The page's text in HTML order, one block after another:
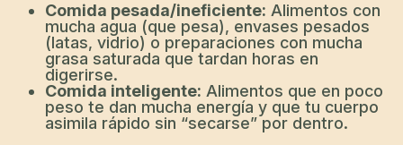
Comida pesada/ineficiente: Alimentos con
mucha agua (que pesa), envases pesados
(latas, vidrio) o preparaciones con mucha
grasa saturada que tardan horas en
digerirse.
Comida inteligente: Alimentos que en poco
peso te dan mucha energía y que tu cuerpo
asimila rápido sin “secarse” por dentro.